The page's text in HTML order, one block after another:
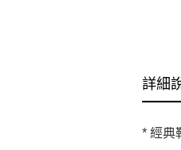
詳細
* 經典